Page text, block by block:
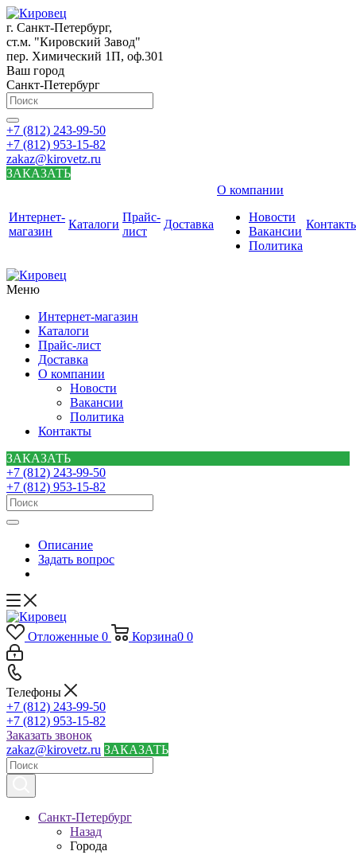
г. Санкт-Петербург,
ст.м. "Кировский Завод"
пер. Химический 1П, оф.301
Ваш город
Санкт-Петербург
+7 (812) 243-99-50
+7 (812) 953-15-82
zakaz@kirovetz.ru
ЗАКАЗАТЬ
Интернет-
магазин
Каталоги
Прайс-
лист
Доставка
О компании
Новости
Вакансии
Политика
Меню
Интернет-магазин
Каталоги
Прайс-лист
Доставка
О компании
Новости
Вакансии
Политика
Контакты
ЗАКАЗАТЬ
+7 (812) 243-99-50
+7 (812) 953-15-82
Описание
Задать вопрос
Отложенные 0 Корзина0 0
Телефоны
+7 (812) 243-99-50
+7 (812) 953-15-82
Заказать звонок
zakaz@kirovetz.ru ЗАКАЗАТЬ
Санкт-Петербург
Назад
Города